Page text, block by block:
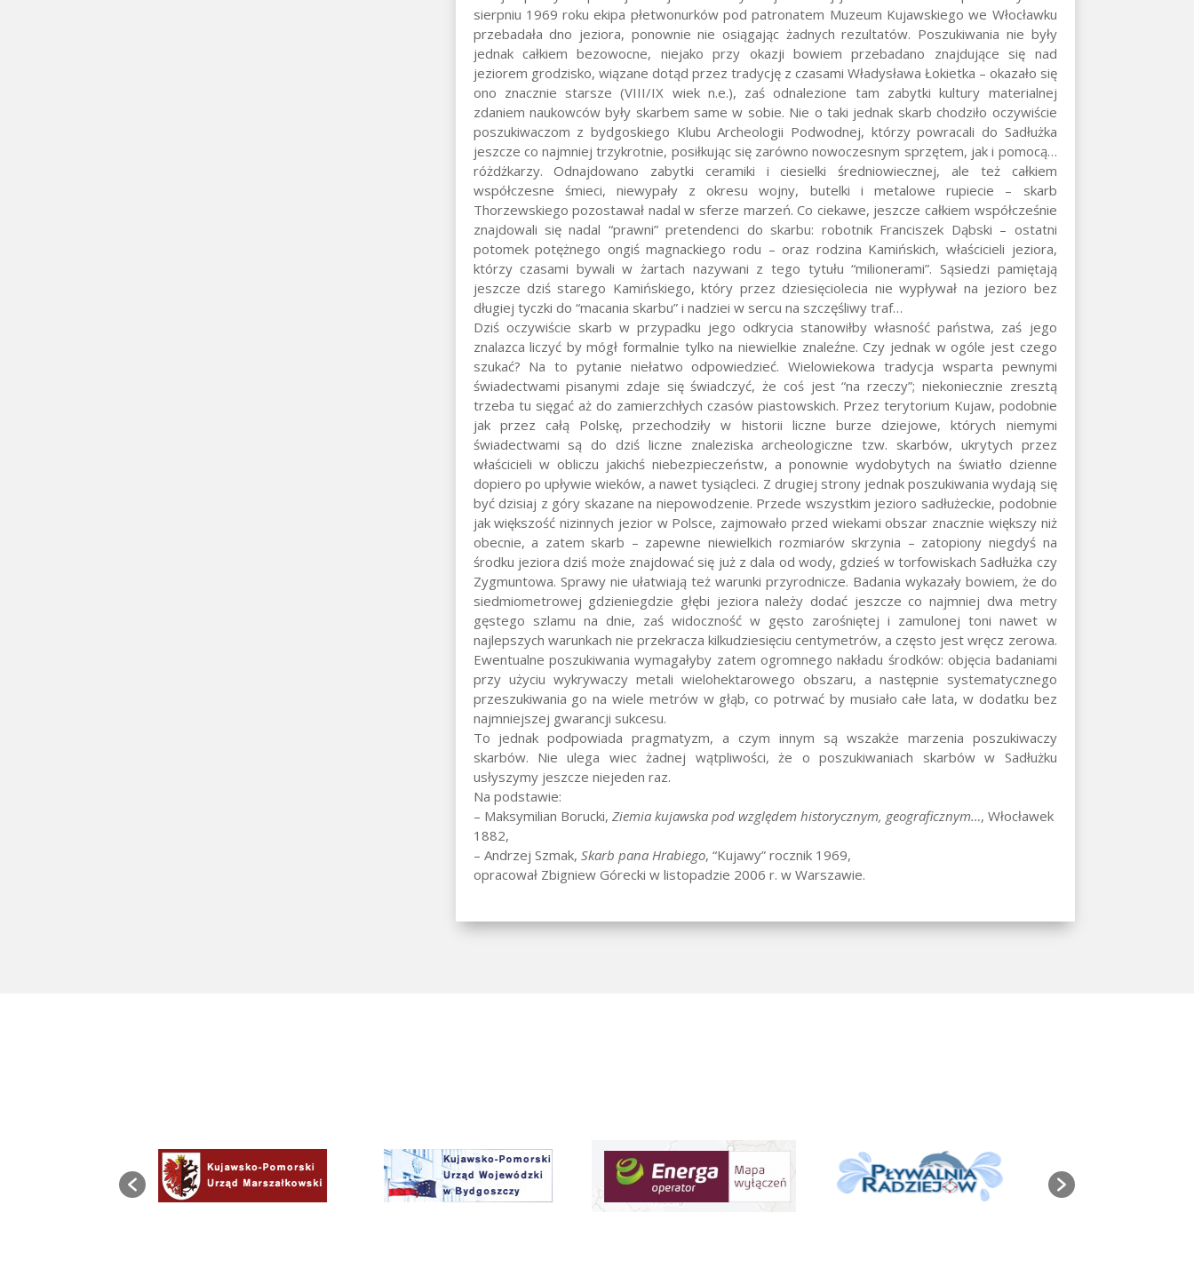
sierpniu 1969 roku ekipa płetwonurków pod patronatem Muzeum Kujawskiego we Włocławku
przebadała dno jeziora, ponownie nie osiągając żadnych rezultatów. Poszukiwania nie były
jednak całkiem bezowocne, niejako przy okazji bowiem przebadano znajdujące się nad
jeziorem grodzisko, wiązane dotąd przez tradycję z czasami Władysława Łokietka – okazało się
ono znacznie starsze (VIII/IX wiek n.e.), zaś odnalezione tam zabytki kultury materialnej
zdaniem naukowców były skarbem same w sobie. Nie o taki jednak skarb chodziło oczywiście
poszukiwaczom z bydgoskiego Klubu Archeologii Podwodnej, którzy powracali do Sadłużka
jeszcze co najmniej trzykrotnie, posiłkując się zarówno nowoczesnym sprzętem, jak i pomocą…
różdżkarzy. Odnajdowano zabytki ceramiki i ciesielki średniowiecznej, ale też całkiem
współczesne śmieci, niewypały z okresu wojny, butelki i metalowe rupiecie – skarb
Thorzewskiego pozostawał nadal w sferze marzeń. Co ciekawe, jeszcze całkiem współcześnie
znajdowali się nadal “prawni” pretendenci do skarbu: robotnik Franciszek Dąbski – ostatni
potomek potężnego ongiś magnackiego rodu – oraz rodzina Kamińskich, właścicieli jeziora,
którzy czasami bywali w żartach nazywani z tego tytułu “milionerami”. Sąsiedzi pamiętają
jeszcze dziś starego Kamińskiego, który przez dziesięciolecia nie wypływał na jezioro bez
długiej tyczki do “macania skarbu” i nadziei w sercu na szczęśliwy traf…
Dziś oczywiście skarb w przypadku jego odkrycia stanowiłby własność państwa, zaś jego
znalazca liczyć by mógł formalnie tylko na niewielkie znaleźne. Czy jednak w ogóle jest czego
szukać? Na to pytanie niełatwo odpowiedzieć. Wielowiekowa tradycja wsparta pewnymi
świadectwami pisanymi zdaje się świadczyć, że coś jest “na rzeczy”; niekoniecznie zresztą
trzeba tu sięgać aż do zamierzchłych czasów piastowskich. Przez terytorium Kujaw, podobnie
jak przez całą Polskę, przechodziły w historii liczne burze dziejowe, których niemymi
świadectwami są do dziś liczne znaleziska archeologiczne tzw. skarbów, ukrytych przez
właścicieli w obliczu jakichś niebezpieczeństw, a ponownie wydobytych na światło dzienne
dopiero po upływie wieków, a nawet tysiącleci. Z drugiej strony jednak poszukiwania wydają się
być dzisiaj z góry skazane na niepowodzenie. Przede wszystkim jezioro sadłużeckie, podobnie
jak większość nizinnych jezior w Polsce, zajmowało przed wiekami obszar znacznie większy niż
obecnie, a zatem skarb – zapewne niewielkich rozmiarów skrzynia – zatopiony niegdyś na
środku jeziora dziś może znajdować się już z dala od wody, gdzieś w torfowiskach Sadłużka czy
Zygmuntowa. Sprawy nie ułatwiają też warunki przyrodnicze. Badania wykazały bowiem, że do
siedmiometrowej gdzieniegdzie głębi jeziora należy dodać jeszcze co najmniej dwa metry
gęstego szlamu na dnie, zaś widoczność w gęsto zarośniętej i zamulonej toni nawet w
najlepszych warunkach nie przekracza kilkudziesięciu centymetrów, a często jest wręcz zerowa.
Ewentualne poszukiwania wymagałyby zatem ogromnego nakładu środków: objęcia badaniami
przy użyciu wykrywaczy metali wielohektarowego obszaru, a następnie systematycznego
przeszukiwania go na wiele metrów w głąb, co potrwać by musiało całe lata, w dodatku bez
najmniejszej gwarancji sukcesu.
To jednak podpowiada pragmatyzm, a czym innym są wszakże marzenia poszukiwaczy
skarbów. Nie ulega wiec żadnej wątpliwości, że o poszukiwaniach skarbów w Sadłużku
usłyszymy jeszcze niejeden raz.
Na podstawie:
– Maksymilian Borucki, Ziemia kujawska pod względem historycznym, geograficznym…, Włocławek
1882,
– Andrzej Szmak, Skarb pana Hrabiego, “Kujawy” rocznik 1969,
opracował Zbigniew Górecki w listopadzie 2006 r. w Warszawie.